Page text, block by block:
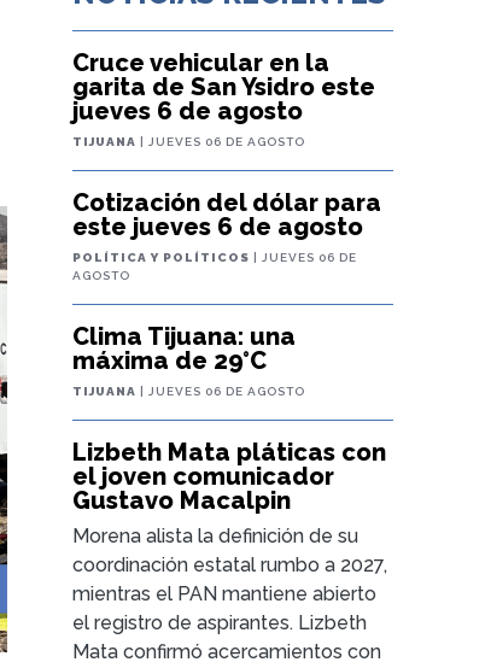
Cruce vehicular en la
garita de San Ysidro este
jueves 6 de agosto
TIJUANA | JUEVES 06 DE AGOSTO
Cotización del dólar para
este jueves 6 de agosto
POLÍTICA Y POLÍTICOS
| JUEVES 06 DE
AGOSTO
Clima Tijuana: una
máxima de 29°C
TIJUANA | JUEVES 06 DE AGOSTO
Lizbeth Mata pláticas con
el joven comunicador
Gustavo Macalpin
Morena alista la definición de su
coordinación estatal rumbo a 2027,
mientras el PAN mantiene abierto
el registro de aspirantes. Lizbeth
Mata confirmó acercamientos con